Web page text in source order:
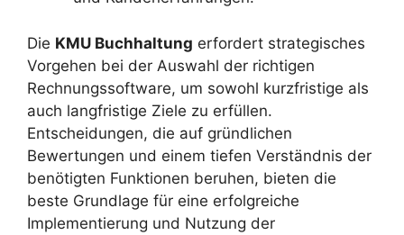
Die KMU Buchhaltung erfordert strategisches
Vorgehen bei der Auswahl der richtigen
Rechnungssoftware, um sowohl kurzfristige als
auch langfristige Ziele zu erfüllen.
Entscheidungen, die auf gründlichen
Bewertungen und einem tiefen Verständnis der
benötigten Funktionen beruhen, bieten die
beste Grundlage für eine erfolgreiche
Implementierung und Nutzung der